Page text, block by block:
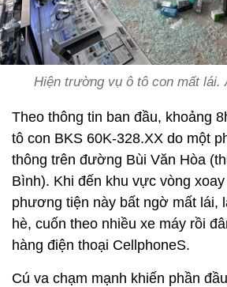
Hiện trường vụ ô tô con mất lái.
Theo thông tin ban đầu, khoảng
tô con BKS 60K-328.XX do một
thông trên đường Bùi Văn Hòa
Bình). Khi đến khu vực vòng xoay
phương tiện này bất ngờ mất lái,
hè, cuốn theo nhiều xe máy rồi
hàng điện thoại CellphoneS.
Cú va chạm mạnh khiến phần